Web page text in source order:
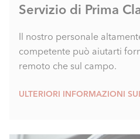
Servizio di Prima
Il nostro personale
competente può aiutarti
remoto che sul campo.
ULTERIORI INFORMAZIONI